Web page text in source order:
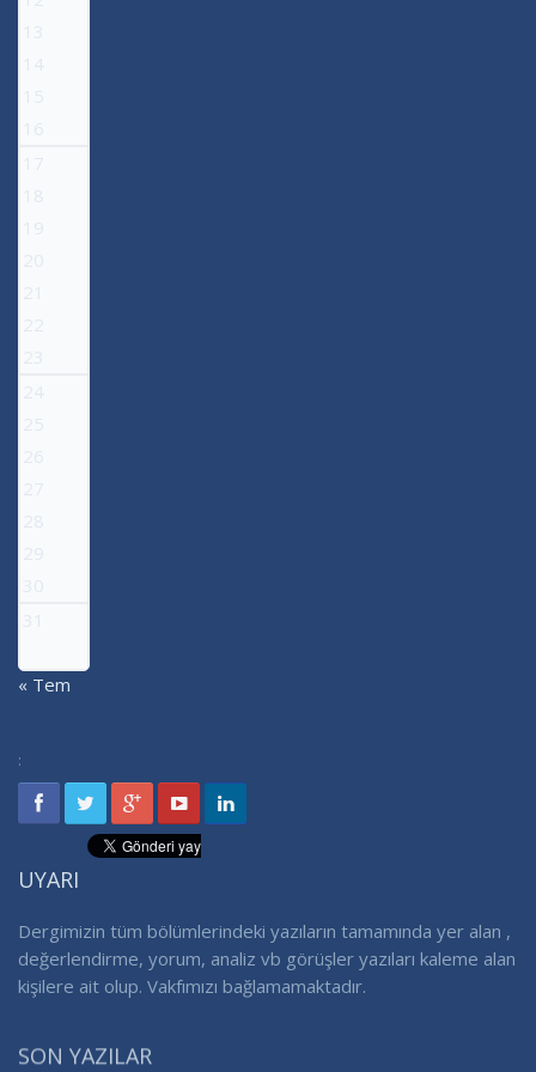
13
14
15
16
17
18
19
20
21
22
23
24
25
26
27
28
29
30
31
« Tem
:
UYARI
Dergimizin tüm bölümlerindeki yazıların tamamında yer alan ,
değerlendirme, yorum, analiz vb görüşler yazıları kaleme alan
kişilere ait olup. Vakfımızı bağlamamaktadır.
SON YAZILAR